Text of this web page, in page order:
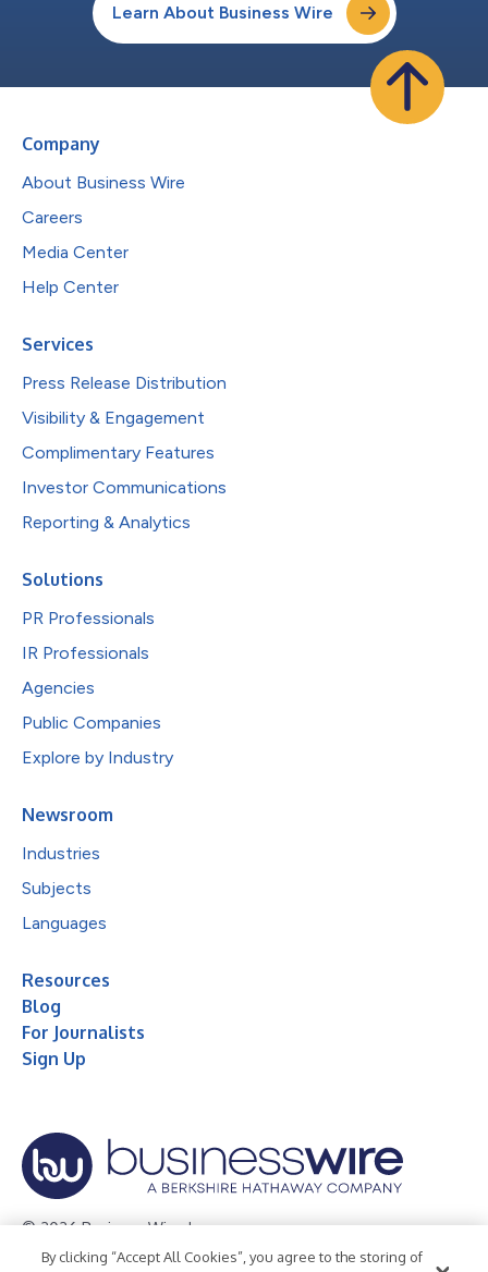
Learn About Business Wire
Company
About Business Wire
Careers
Media Center
Help Center
Services
Press Release Distribution
Visibility & Engagement
Complimentary Features
Investor Communications
Reporting & Analytics
Solutions
PR Professionals
IR Professionals
Agencies
Public Companies
Explore by Industry
Newsroom
Industries
Subjects
Languages
Resources
Blog
For Journalists
Sign Up
© 2026 Business Wire, Inc.
Privacy Policy Cookie Policy Accessibility Statement
By clicking “Accept All Cookies”, you agree to the storing of